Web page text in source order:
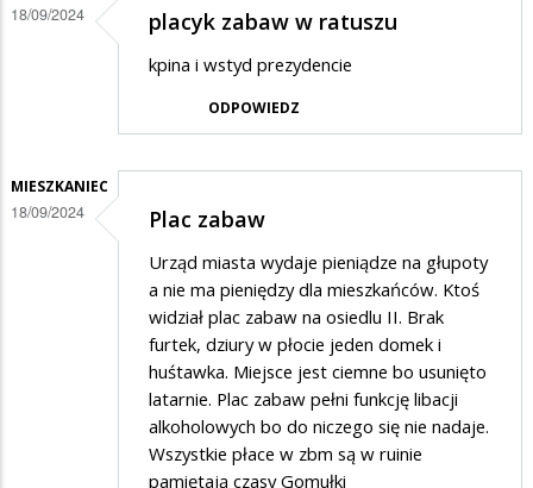
18/09/2024 placyk zabaw w ratuszu
kpina i wstyd prezydencie
ODPOWIEDZ
MIESZKANIEC
18/09/2024 Plac zabaw
Urząd miasta wydaje pieniądze na głupoty
a nie ma pieniędzy dla mieszkańców. Ktoś
widział plac zabaw na osiedlu II. Brak
furtek, dziury w płocie jeden domek i
huśtawka. Miejsce jest ciemne bo usunięto
latarnie. Plac zabaw pełni funkcję libacji
alkoholowych bo do niczego się nie nadaje.
Wszystkie płace w zbm są w ruinie
pamiętają czasy Gomułki